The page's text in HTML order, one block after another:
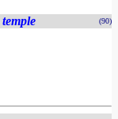
temple (90)